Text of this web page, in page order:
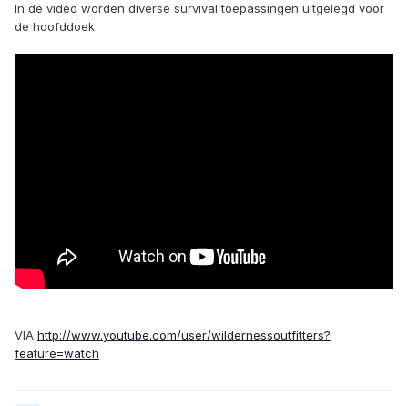
In de video worden diverse survival toepassingen uitgelegd voor
de hoofddoek
VIA http://www.youtube.com/user/wildernessoutfitters?
feature=watch